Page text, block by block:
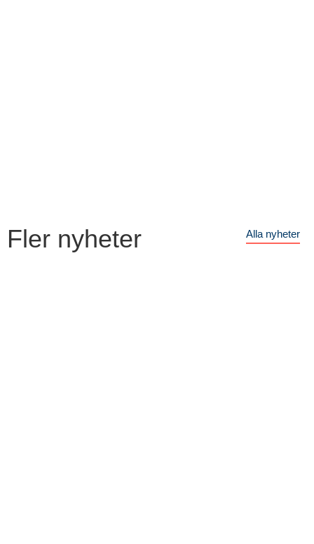
Fler nyheter Alla nyheter